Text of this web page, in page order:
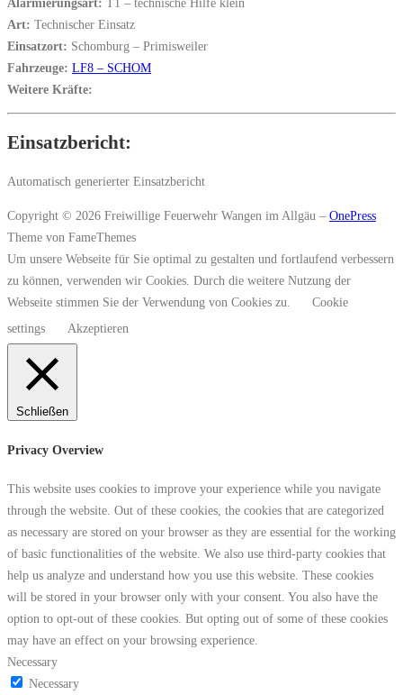
Art: Technischer Einsatz
Einsatzort: Schomburg – Primisweiler
Fahrzeuge: LF8 – SCHOM
Weitere Kräfte:
Einsatzbericht:
Automatisch generierter Einsatzbericht
Copyright © 2026 Freiwillige Feuerwehr Wangen im Allgäu – OnePress
Theme von FameThemes
Um unsere Webseite für Sie optimal zu gestalten und fortlaufend verbessern
zu können, verwenden wir Cookies. Durch die weitere Nutzung der
Webseite stimmen Sie der Verwendung von Cookies zu.
Cookie
settings
Akzeptieren
Schließen
Privacy Overview
This website uses cookies to improve your experience while you navigate
through the website. Out of these cookies, the cookies that are categorized
as necessary are stored on your browser as they are essential for the working
of basic functionalities of the website. We also use third-party cookies that
help us analyze and understand how you use this website. These cookies
will be stored in your browser only with your consent. You also have the
option to opt-out of these cookies. But opting out of some of these cookies
may have an effect on your browsing experience.
Necessary
Necessary